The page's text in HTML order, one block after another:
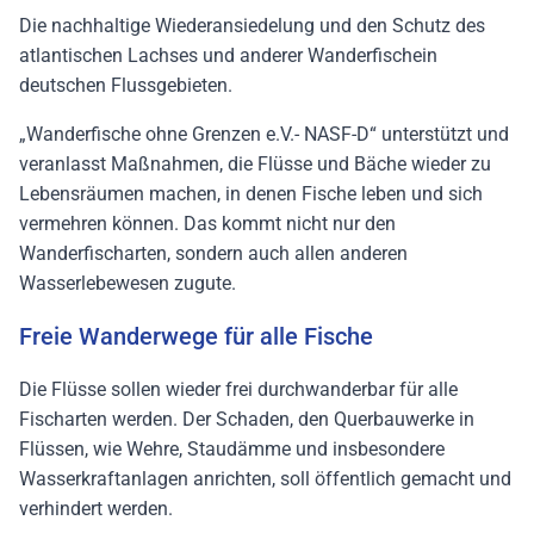
Die nachhaltige Wiederansiedelung und den Schutz des
atlantischen Lachses und anderer Wanderfischein
deutschen Flussgebieten.
„Wanderfische ohne Grenzen e.V.- NASF-D“ unterstützt und
veranlasst Maßnahmen, die Flüsse und Bäche wieder zu
Lebensräumen machen, in denen Fische leben und sich
vermehren können. Das kommt nicht nur den
Wanderfischarten, sondern auch allen anderen
Wasserlebewesen zugute.
Freie Wanderwege für alle Fische
Die Flüsse sollen wieder frei durchwanderbar für alle
Fischarten werden. Der Schaden, den Querbauwerke in
Flüssen, wie Wehre, Staudämme und insbesondere
Wasserkraftanlagen anrichten, soll öffentlich gemacht und
verhindert werden.